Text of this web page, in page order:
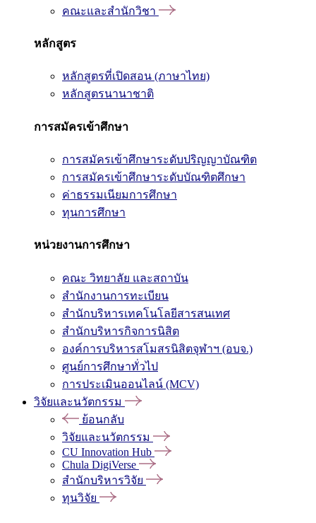
คณะและสำนักวิชา
หลักสูตร
หลักสูตรที่เปิดสอน (ภาษาไทย)
หลักสูตรนานาชาติ
การสมัครเข้าศึกษา
การสมัครเข้าศึกษาระดับปริญญาบัณฑิต
การสมัครเข้าศึกษาระดับบัณฑิตศึกษา
ค่าธรรมเนียมการศึกษา
ทุนการศึกษา
หน่วยงานการศึกษา
คณะ วิทยาลัย และสถาบัน
สำนักงานการทะเบียน
สำนักบริหารเทคโนโลยีสารสนเทศ
สำนักบริหารกิจการนิสิต
องค์การบริหารสโมสรนิสิตจุฬาฯ (อบจ.)
ศูนย์การศึกษาทั่วไป
การประเมินออนไลน์ (MCV)
วิจัยและนวัตกรรม
ย้อนกลับ
วิจัยและนวัตกรรม
CU Innovation Hub
Chula DigiVerse
สำนักบริหารวิจัย
ทุนวิจัย